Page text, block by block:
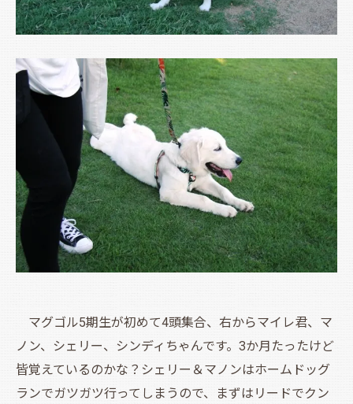
マグゴル5期生が初めて4頭集合、右からマイレ君、マ
ノン、シェリー、シンディちゃんです。3か月たったけど
皆覚えているのかな？シェリー＆マノンはホームドッグ
ランでガツガツ行ってしまうので、まずはリードでクン